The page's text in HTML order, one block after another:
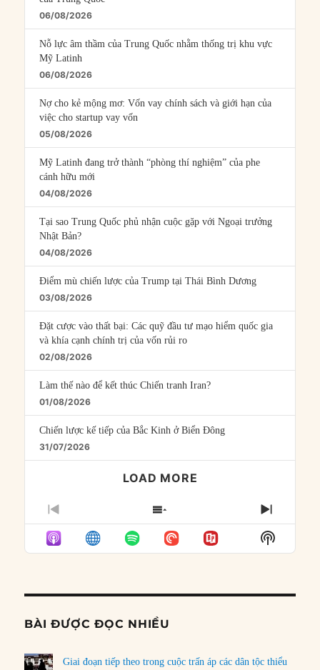
06/08/2026
Nỗ lực âm thầm của Trung Quốc nhằm thống trị khu vực
Mỹ Latinh
06/08/2026
Nợ cho kẻ mộng mơ: Vốn vay chính sách và giới hạn của
việc cho startup vay vốn
05/08/2026
Mỹ Latinh đang trở thành “phòng thí nghiệm” của phe
cánh hữu mới
04/08/2026
Tại sao Trung Quốc phủ nhận cuộc gặp với Ngoại trưởng
Nhật Bản?
04/08/2026
Điểm mù chiến lược của Trump tại Thái Bình Dương
03/08/2026
Đặt cược vào thất bại: Các quỹ đầu tư mạo hiểm quốc gia
và khía cạnh chính trị của vốn rủi ro
02/08/2026
Làm thế nào để kết thúc Chiến tranh Iran?
01/08/2026
Chiến lược kế tiếp của Bắc Kinh ở Biển Đông
31/07/2026
LOAD MORE
PREVIOUS
EPISODE
SHOW
EPISODES
LIST
NEXT
Show
Podcast
BÀI ĐƯỢC ĐỌC NHIỀU
Giai đoạn tiếp theo trong cuộc trấn áp các dân tộc thiểu